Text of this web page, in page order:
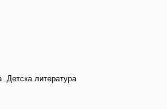
Детска литература